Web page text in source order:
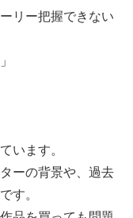
リー把握できない
います。
ーの背景や、過去
す。